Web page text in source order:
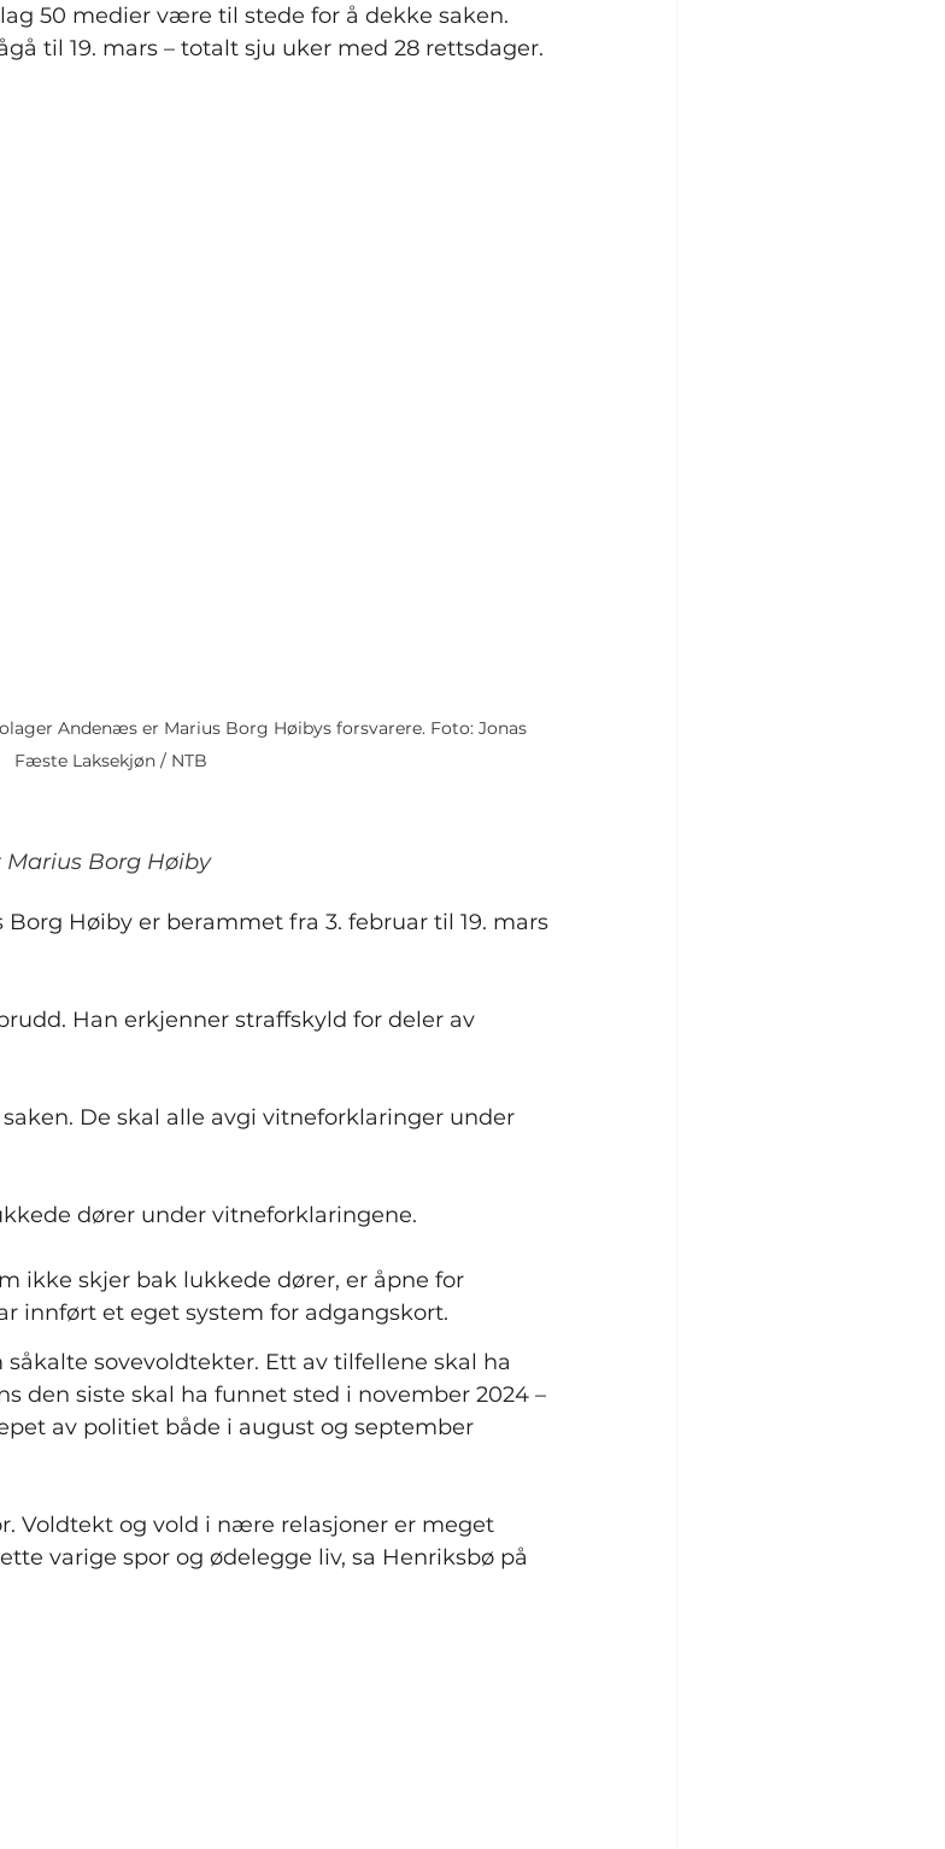
50 medier være til stede for å dekke saken.
til 19. mars – totalt sju uker med 28 rettsdager.
Andenæs er Marius Borg Høibys forsvarere. Foto: Jonas
Fæste Laksekjøn / NTB
Borg Høiby
Høiby er berammet fra 3. februar til 19. mars
Han erkjenner straffskyld for deler av
De skal alle avgi vitneforklaringer under
dører under vitneforklaringene.
ikke skjer bak lukkede dører, er åpne for
innført et eget system for adgangskort.
sovevoldtekter. Ett av tilfellene skal ha
den siste skal ha funnet sted i november 2024 –
av politiet både i august og september
Voldtekt og vold i nære relasjoner er meget
varige spor og ødelegge liv, sa Henriksbø på